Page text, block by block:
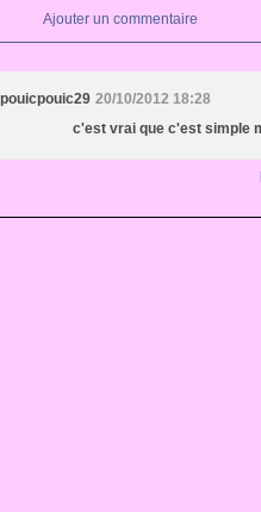
Ajouter un commentaire
pouicpouic29 20/10/2012 18:28
c'est vrai que c'est simple